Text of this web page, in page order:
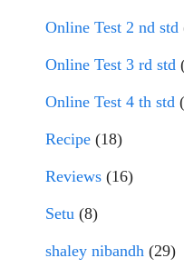
Online Test 2 nd std
Online Test 3 rd std
Online Test 4 th std
Recipe (18)
Reviews (16)
Setu (8)
shaley nibandh (29)